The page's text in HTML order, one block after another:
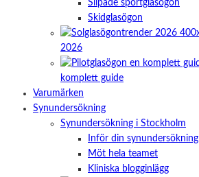
Slipade sportglasögon
Skidglasögon
2026
komplett guide
Varumärken
Synundersökning
Synundersökning i Stockholm
Inför din synundersökning
Möt hela teamet
Kliniska blogginlägg